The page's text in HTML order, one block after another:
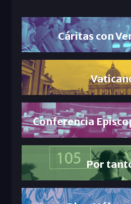
Cáritas con
Conferencia
Por